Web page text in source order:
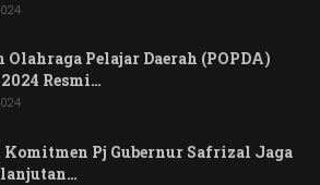
Olahraga Pelajar Daerah (POPDA)
Resmi…
Pj Gubernur Safrizal Jaga